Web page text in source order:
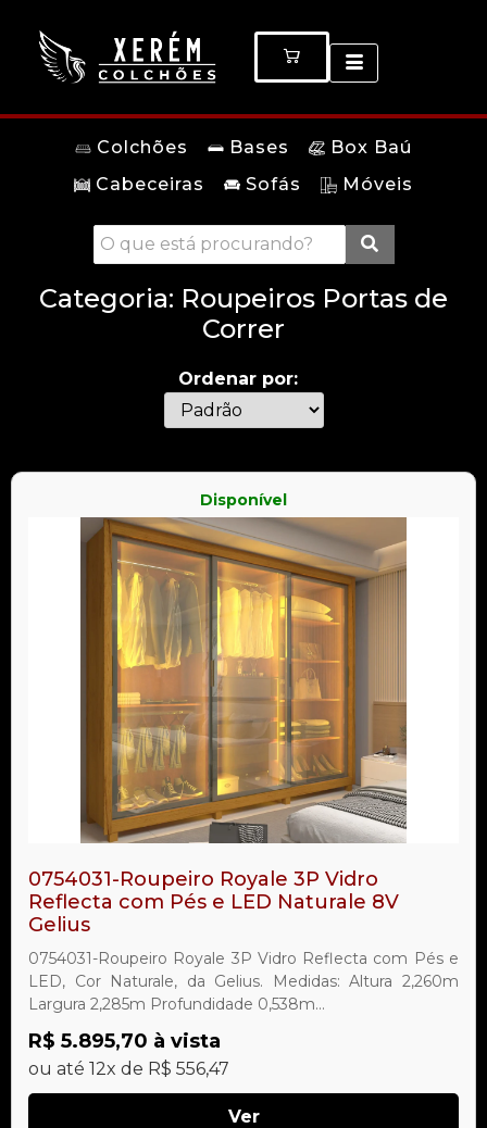
Colchões Bases
Box Baú
Cabeceiras
Sofás Móveis
Categoria: Roupeiros Portas de
Correr
Ordenar por:
Disponível
0754031-Roupeiro Royale 3P Vidro
Reflecta com Pés e LED Naturale 8V
Gelius
0754031-Roupeiro Royale 3P Vidro Reflecta com Pés e
LED, Cor Naturale, da Gelius. Medidas: Altura 2,260m
Largura 2,285m Profundidade 0,538m...
R$ 5.895,70 à vista
ou até 12x de R$ 556,47
Ver